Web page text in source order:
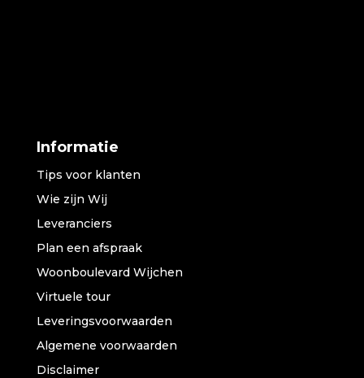
Informatie
Tips voor klanten
Wie zijn Wij
Leveranciers
Plan een afspraak
Woonboulevard Wijchen
Virtuele tour
Leveringsvoorwaarden
Algemene voorwaarden
Disclaimer